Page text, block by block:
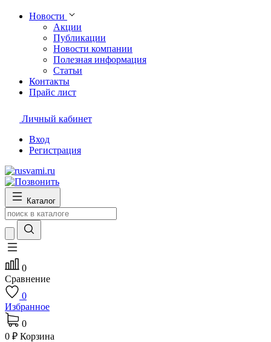
Новости
Акции
Публикации
Новости компании
Полезная информация
Статьи
Контакты
Прайс лист
Личный кабинет
Вход
Регистрация
Каталог
0
Сравнение
0
Избранное
0
0 ₽ Корзина